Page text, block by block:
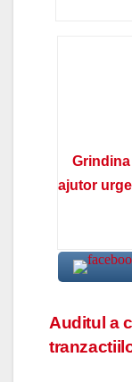
ajutor
Auditul a